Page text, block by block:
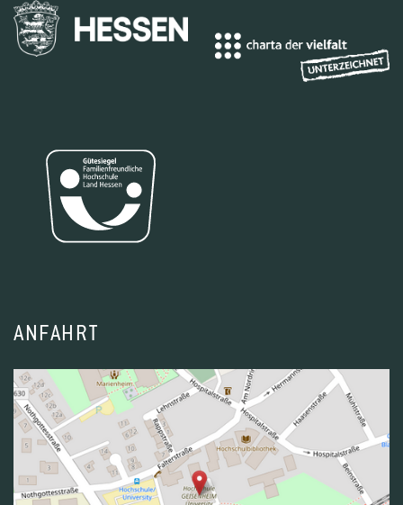
ANFAHRT